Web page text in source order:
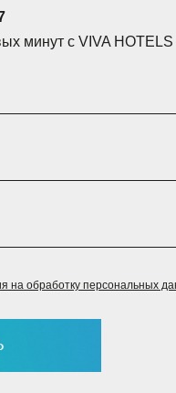
персональных данных